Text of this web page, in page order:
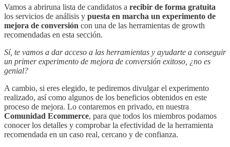
Vamos a abriruna lista de candidatos a recibir de forma gratuita
los servicios de análisis y puesta en marcha un experimento de
mejora de conversión con una de las herramientas de growth
recomendadas en esta sección.
Sí, te vamos a dar acceso a las herramientas y ayudarte a conseguir
un primer experimento de mejora de conversión exitoso, ¿no es
genial?
A cambio, si eres elegido, te pediremos divulgar el experimento
realizado, así como algunos de los beneficios obtenidos en este
proceso de mejora. Lo contaremos en privado, en nuestra
Comunidad Ecommerce, para que todos los miembros podamos
conocer los detalles y comprobar la efectividad de la herramienta
recomendada en un caso real, cercano y de confianza.